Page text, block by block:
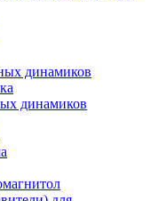
динамиков
динамиков